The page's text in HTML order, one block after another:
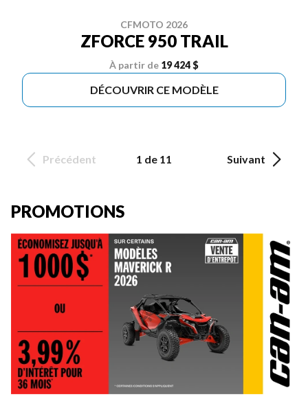
CFMOTO 2026
ZFORCE 950 TRAIL
À partir de 19 424 $
DÉCOUVRIR CE MODÈLE
Précédent 1 de 11 Suivant
PROMOTIONS